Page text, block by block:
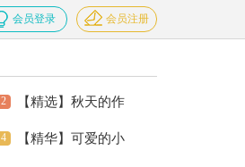
会员登录 会员注册
【精选】秋天的作
文400字四篇
【精华】可爱的小